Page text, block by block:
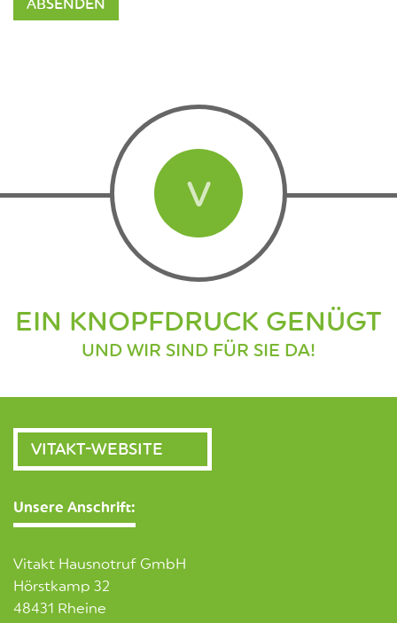
V
EIN KNOPFDRUCK GENÜGT
UND WIR SIND FÜR SIE DA!
VITAKT-WEBSITE
Unsere Anschrift:
Vitakt Hausnotruf GmbH
Hörstkamp 32
48431 Rheine